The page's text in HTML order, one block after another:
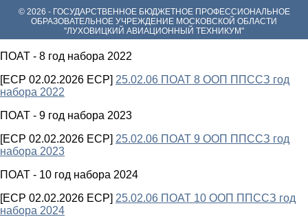
© 2026 - ГОСУДАРСТВЕННОЕ БЮДЖЕТНОЕ ПРОФЕССИОНАЛЬНОЕ
ОБРАЗОВАТЕЛЬНОЕ УЧРЕЖДЕНИЕ МОСКОВСКОЙ ОБЛАСТИ
"ЛУХОВИЦКИЙ АВИАЦИОННЫЙ ТЕХНИКУМ"
ПОАТ - 8 год набора 2022
[ECP 02.02.2026 ECP] 25.02.06 ПОАТ 8 ООП ППССЗ год
набора 2022
ПОАТ - 9 год набора 2023
[ECP 02.02.2026 ECP] 25.02.06 ПОАТ 9 ООП ППССЗ год
набора 2023
ПОАТ - 10 год набора 2024
[ECP 02.02.2026 ECP] 25.02.06 ПОАТ 10 ООП ППССЗ год
набора 2024